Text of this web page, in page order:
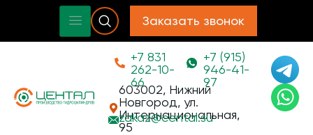
Заказать звонок
+7 831
262-10-
66
+7 (915)
946-41-
97
603002, Нижний
Новгород, ул.
Интернациональная,
95
zakaz@cental.su